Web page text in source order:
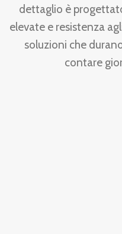
dettaglio è
elevate e resistenza
soluzioni che
contare